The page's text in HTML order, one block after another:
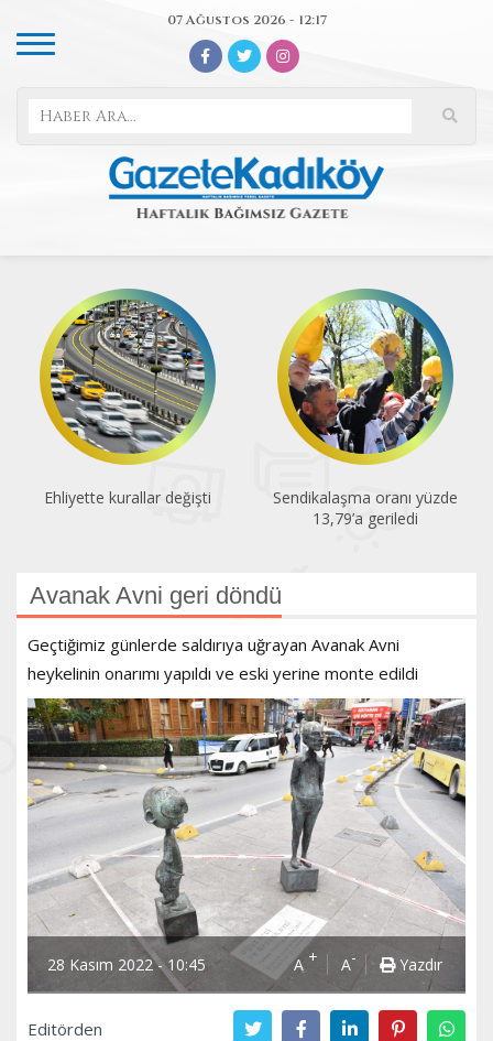
07 Ağustos 2026 - 12:17
Ehliyette kurallar değişti
Sendikalaşma oranı yüzde
13,79’a geriledi
Avanak Avni geri döndü
Geçtiğimiz günlerde saldırıya uğrayan Avanak Avni
heykelinin onarımı yapıldı ve eski yerine monte edildi
28 Kasım 2022 - 10:45 A + A- Yazdır
Editörden